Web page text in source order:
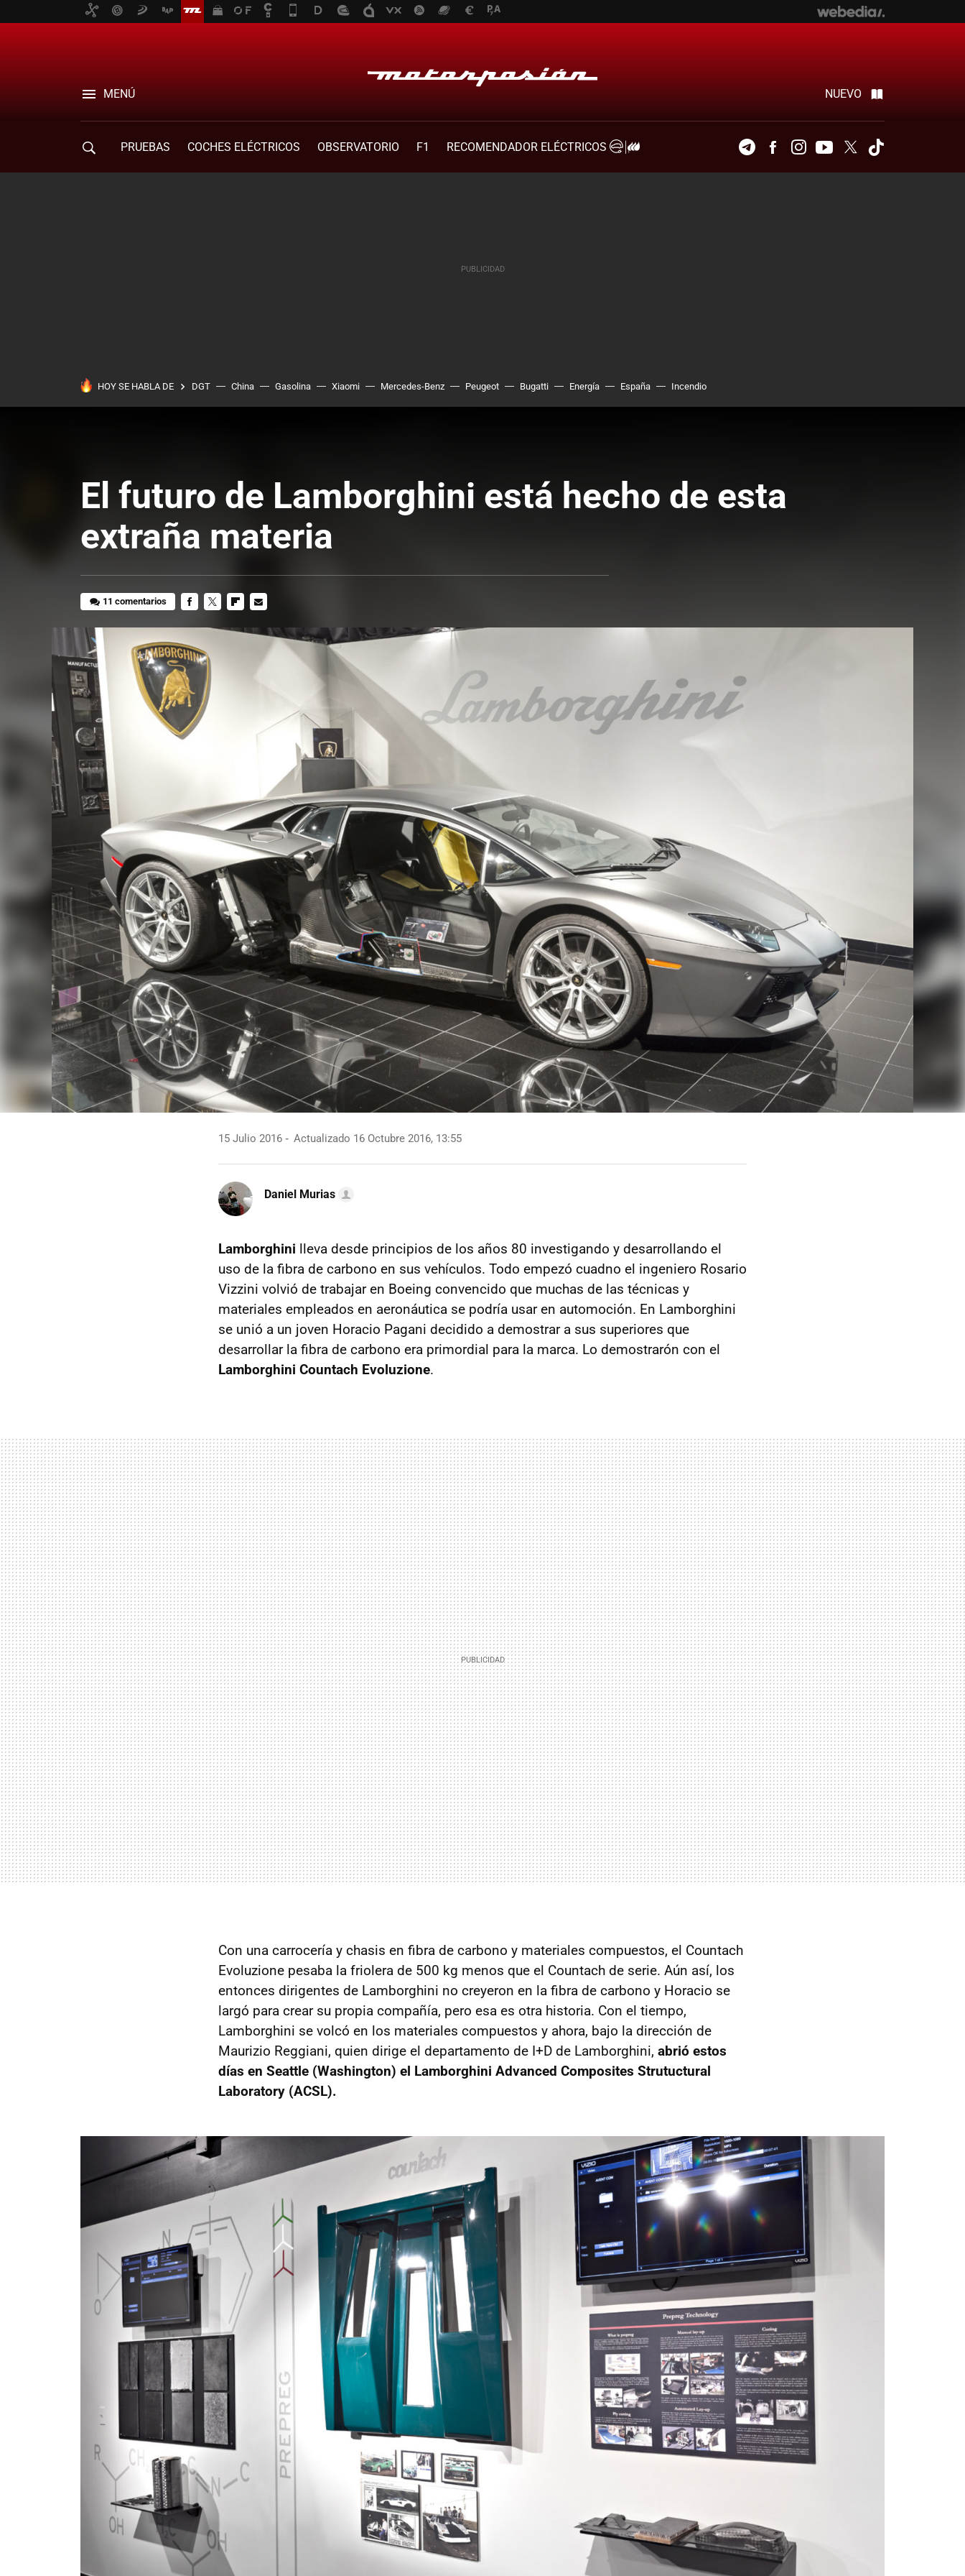
MENÚ NUEVO
PRUEBAS COCHES ELÉCTRICOS OBSERVATORIO F1
RECOMENDADOR ELÉCTRICOS
TelegramFacebookInstagramYoutubeTwitter
HOY SE HABLA DE DGT China Gasolina Xiaomi Mercedes-Benz Peugeot Bugatti Energía España Incendio
El futuro de Lamborghini está hecho de esta
extraña materia
11 comentarios
MAIL
15 Julio 2016 Actualizado 16 Octubre 2016, 13:55
Daniel Murias
Lamborghini lleva desde principios de los años 80 investigando y desarrollando el
uso de la fibra de carbono en sus vehículos. Todo empezó cuadno el ingeniero Rosario
Vizzini volvió de trabajar en Boeing convencido que muchas de las técnicas y
materiales empleados en aeronáutica se podría usar en automoción. En Lamborghini
se unió a un joven Horacio Pagani decidido a demostrar a sus superiores que
desarrollar la fibra de carbono era primordial para la marca. Lo demostrarón con el
Lamborghini Countach Evoluzione.
Con una carrocería y chasis en fibra de carbono y materiales compuestos, el Countach
Evoluzione pesaba la friolera de 500 kg menos que el Countach de serie. Aún así, los
entonces dirigentes de Lamborghini no creyeron en la fibra de carbono y Horacio se
largó para crear su propia compañía, pero esa es otra historia. Con el tiempo,
Lamborghini se volcó en los materiales compuestos y ahora, bajo la dirección de
Maurizio Reggiani, quien dirige el departamento de I+D de Lamborghini, abrió estos
días en Seattle (Washington) el Lamborghini Advanced Composites Strutuctural
Laboratory (ACSL).